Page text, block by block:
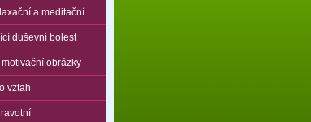
a meditační
duševní bolest
obrázky
vztah